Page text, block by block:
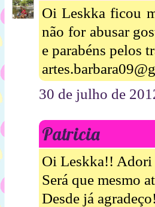
Oi Leskka ficou
não for abusar
e parabéns pelos
30 de julho de
Patricia
Oi Leskka!! Adori
Será que mesmo
Desde já